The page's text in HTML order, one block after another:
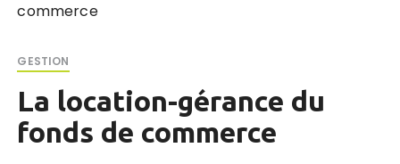
commerce
GESTION
La location-gérance du
fonds de commerce